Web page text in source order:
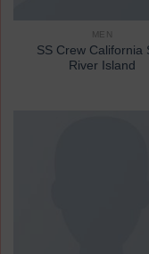
SS Crew California
River Island